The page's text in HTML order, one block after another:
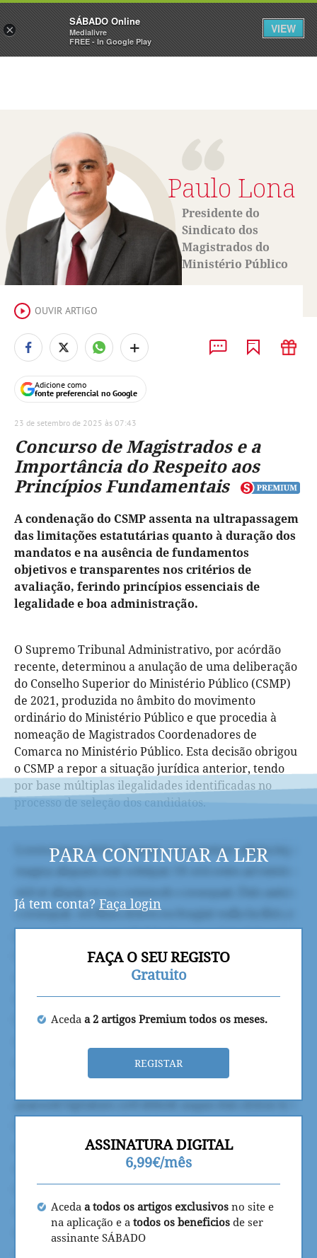
Sábado Assine Iniciar Sessão
Paulo Lona
Presidente do
Sindicato dos
Magistrados do
Ministério Público
OUVIR ARTIGO
Adicione como
fonte preferencial no Google
+
23 de setembro de 2025 às 07:43
Concurso de Magistrados e a
Importância do Respeito aos
Princípios Fundamentais
A condenação do CSMP assenta na ultrapassagem
das limitações estatutárias quanto à duração dos
mandatos e na ausência de fundamentos
objetivos e transparentes nos critérios de
avaliação, ferindo princípios essenciais de
legalidade e boa administração.
O Supremo Tribunal Administrativo, por acórdão
recente, determinou a anulação de uma deliberação
do Conselho Superior do Ministério Público (CSMP)
de 2021, produzida no âmbito do movimento
ordinário do Ministério Público e que procedia à
nomeação de Magistrados Coordenadores de
Comarca no Ministério Público. Esta decisão obrigou
o CSMP a repor a situação jurídica anterior, tendo
por base múltiplas ilegalidades identificadas no
processo de seleção dos candidatos.
PARA CONTINUAR A LER
Já tem conta? Faça login
FAÇA O SEU REGISTO
Gratuito
Aceda a 2 artigos Premium todos os meses.
REGISTAR
ASSINATURA DIGITAL
6,99€/mês
Aceda a todos os artigos exclusivos no site e
na aplicação e a todos os beneficios de ser
assinante SÁBADO
×
SÁBADO Online
Medialivre
FREE - In Google Play
VIEW